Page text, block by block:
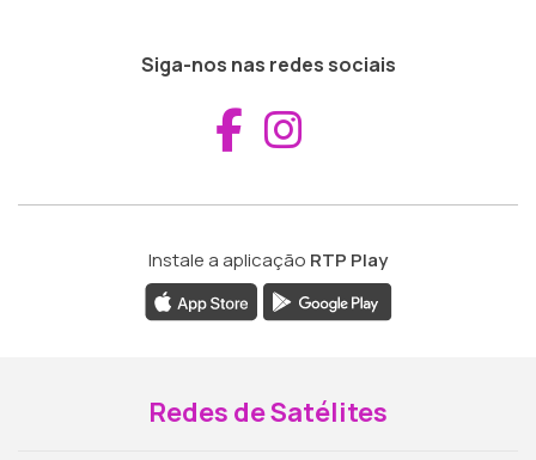
Siga-nos nas redes sociais
Aceder ao
Instale a aplicação RTP Play
Redes de Satélites